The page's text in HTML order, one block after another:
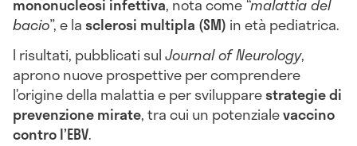
mononucleosi infettiva, nota come “malattia del
bacio”, e lasclerosi multipla (SM) in età pediatrica.
I risultati, pubblicati sulJournal of Neurology,
aprono nuove prospettive per comprendere
l’origine della malattia e per svilupparestrategie di
prevenzione mirate, tra cui un potenzialevaccino
contro l’EBV.